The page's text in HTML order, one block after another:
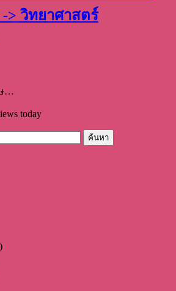
> วิทยาศาสตร์
…
today